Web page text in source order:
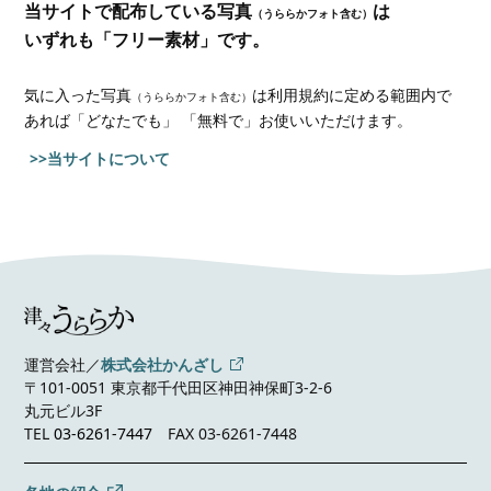
当サイトで配布している写真 （うららかフォト含む） は
いずれも「フリー素材」です。
気に入った写真 （うららかフォト含む） は利用規約に定める範囲内で
あれば「どなたでも」 「無料で」お使いいただけます。
>>当サイトについて
運営会社／株式会社かんざし
〒101-0051 東京都千代田区神田神保町3-2-6
丸元ビル3F
TEL03-6261-7447 FAX 03-6261-7448